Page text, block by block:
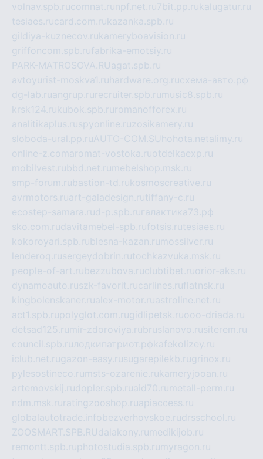
volnav.spb.rucomnat.ru npf.net.ru7bit.pp.rukalugatur.ru
tesiaes.rucard.com.rukazanka.spb.ru
gildiya-kuznecov.rukameryboavision.ru
griffoncom.spb.rufabrika-emotsiy.ru
PARK-MATROSOVA.RUagat.spb.ru
avtoyurist-moskva1.ru hardware.org.ruсхема-авто.рф
dg-lab.ruangrup.ru recruiter.spb.ru music8.spb.ru
krsk124.rukubok.spb.ru romanofforex.ru
analitikaplus.ruspyonline.ruzosikamery.ru
sloboda-ural.pp.ruAUTO-COM.SU hohota.netalimy.ru
online-z.comaromat-vostoka.ruotdelkaexp.ru
mobilvest.rubbd.net.ru mebelshop.msk.ru
smp-forum.rubastion-td.rukosmoscreative.ru
avrmotors.ruart-galadesign.rutiffany-c.ru
ecostep-samara.rud-p.spb.ru галактика73.рф
sko.com.rudavitamebel-spb.rufotsis.rutesiaes.ru
kokoroyari.spb.rublesna-kazan.ru mossilver.ru
lenderoq.rusergeydobrin.rutochkazvuka.msk.ru
people-of-art.rubezzubova.ruclubtibet.ruorior-aks.ru
dynamoauto.ruszk-favorit.rucarlines.ruflatnsk.ru
kingbolenskaner.rualex-motor.ruastroline.net.ru
act1.spb.rupolyglot.com.rugidlipetsk.ruooo-driada.ru
detsad125.ru mir-zdoroviya.rubruslanovo.rusiterem.ru
council.spb.ruлодкипатриот.рфkafekolizey.ru
iclub.net.rugazon-easy.rusugarepilekb.rugrinox.ru
pylesostineco.ru msts-ozarenie.rukameryjooan.ru
artemovskij.rudopler.spb.ruaid70.ru metall-perm.ru
ndm.msk.ru ratingzooshop.ruapiaccess.ru
globalautotrade.info bezverhovskoe.rudrsschool.ru
ZOOSMART.SPB.RUdalakony.ru medikijob.ru
remontt.spb.ruphotostudia.spb.ru myragon.ru